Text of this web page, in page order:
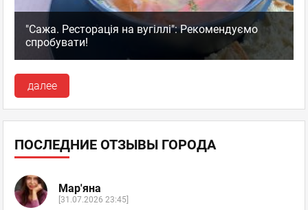
"Сажа. Ресторація на вугіллі": Рекомендуємо
спробувати!
далее
ПОСЛЕДНИЕ ОТЗЫВЫ ГОРОДА
Мар'яна
[31.07.2026 23:45]